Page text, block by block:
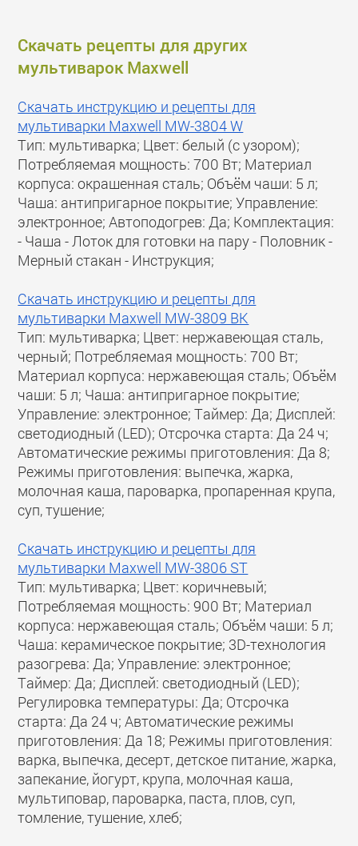
Скачать рецепты для других
мультиварок Maxwell
Скачать инструкцию и рецепты для
мультиварки Maxwell MW-3804 W
Тип: мультиварка; Цвет: белый (с узором);
Потребляемая мощность: 700 Вт; Материал
корпуса: окрашенная сталь; Объём чаши: 5 л;
Чаша: антипригарное покрытие; Управление:
электронное; Автоподогрев: Да; Комплектация:
- Чаша - Лоток для готовки на пару - Половник -
Мерный стакан - Инструкция;
Скачать инструкцию и рецепты для
мультиварки Maxwell MW-3809 BK
Тип: мультиварка; Цвет: нержавеющая сталь,
черный; Потребляемая мощность: 700 Вт;
Материал корпуса: нержавеющая сталь; Объём
чаши: 5 л; Чаша: антипригарное покрытие;
Управление: электронное; Таймер: Да; Дисплей:
светодиодный (LED); Отсрочка старта: Да 24 ч;
Автоматические режимы приготовления: Да 8;
Режимы приготовления: выпечка, жарка,
молочная каша, пароварка, пропаренная крупа,
суп, тушение;
Скачать инструкцию и рецепты для
мультиварки Maxwell MW-3806 ST
Тип: мультиварка; Цвет: коричневый;
Потребляемая мощность: 900 Вт; Материал
корпуса: нержавеющая сталь; Объём чаши: 5 л;
Чаша: керамическое покрытие; 3D-технология
разогрева: Да; Управление: электронное;
Таймер: Да; Дисплей: светодиодный (LED);
Регулировка температуры: Да; Отсрочка
старта: Да 24 ч; Автоматические режимы
приготовления: Да 18; Режимы приготовления:
варка, выпечка, десерт, детское питание, жарка,
запекание, йогурт, крупа, молочная каша,
мультиповар, пароварка, паста, плов, суп,
томление, тушение, хлеб;